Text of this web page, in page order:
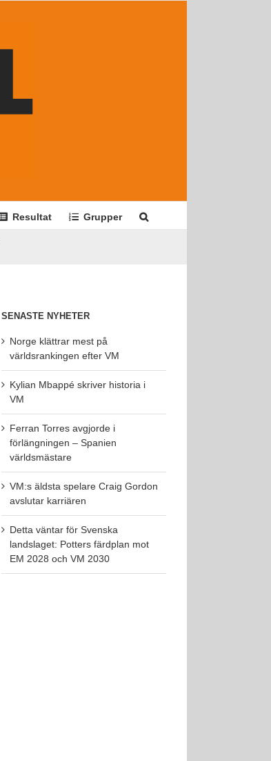
Resultat Grupper
SENASTE NYHETER
Norge klättrar mest på
världsrankingen efter VM
Kylian Mbappé skriver historia i
VM
Ferran Torres avgjorde i
förlängningen – Spanien
världsmästare
VM:s äldsta spelare Craig Gordon
avslutar karriären
Detta väntar för Svenska
landslaget: Potters färdplan mot
EM 2028 och VM 2030